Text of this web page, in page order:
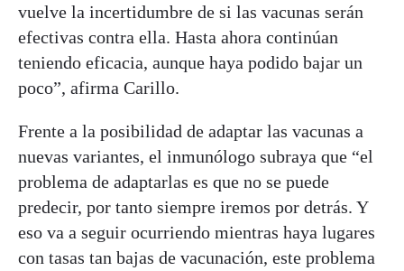
vuelve la incertidumbre de si las vacunas serán
efectivas contra ella. Hasta ahora continúan
teniendo eficacia, aunque haya podido bajar un
poco”, afirma Carillo.
Frente a la posibilidad de adaptar las vacunas a
nuevas variantes, el inmunólogo subraya que “el
problema de adaptarlas es que no se puede
predecir, por tanto siempre iremos por detrás. Y
eso va a seguir ocurriendo mientras haya lugares
con tasas tan bajas de vacunación, este problema